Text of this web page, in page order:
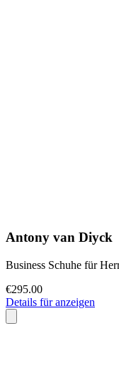
Antony van Diyck
Business Schuhe für
€295.00
Details für anzeigen